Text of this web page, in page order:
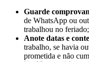
Guarde
de WhatsApp ou
trabalhou no feriado;
Anote datas e
trabalho, se havia
prometida e não